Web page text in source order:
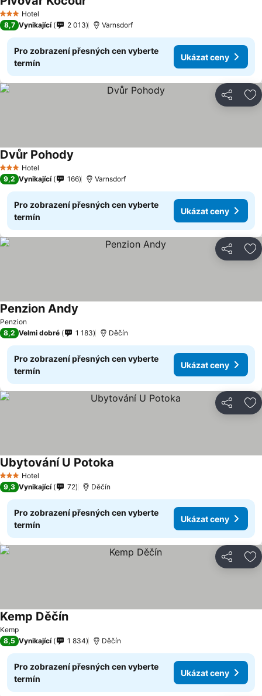
3 Počet hvězdiček
Hotel
8,7 Vynikající 2 013 Varnsdorf
Pro zobrazení přesných cen vyberte
termín
Ukázat ceny
Sdílet
3 Počet hvězdiček
Hotel
Dvůr Pohody
9,2 Vynikající 166 Varnsdorf
Pro zobrazení přesných cen vyberte
termín
Ukázat ceny
Sdílet
Penzion
Penzion Andy
8,2 Velmi dobré 1 183 Děčín
Pro zobrazení přesných cen vyberte
termín
Ukázat ceny
Sdílet
3 Počet hvězdiček
Hotel
Ubytování U Potoka
9,3 Vynikající 72 Děčín
Pro zobrazení přesných cen vyberte
termín
Ukázat ceny
Sdílet
Kemp
Kemp DěčínUkázat ceny
8,5 Vynikající 1 834 Děčín
Pro zobrazení přesných cen vyberte
termín
Ukázat ceny